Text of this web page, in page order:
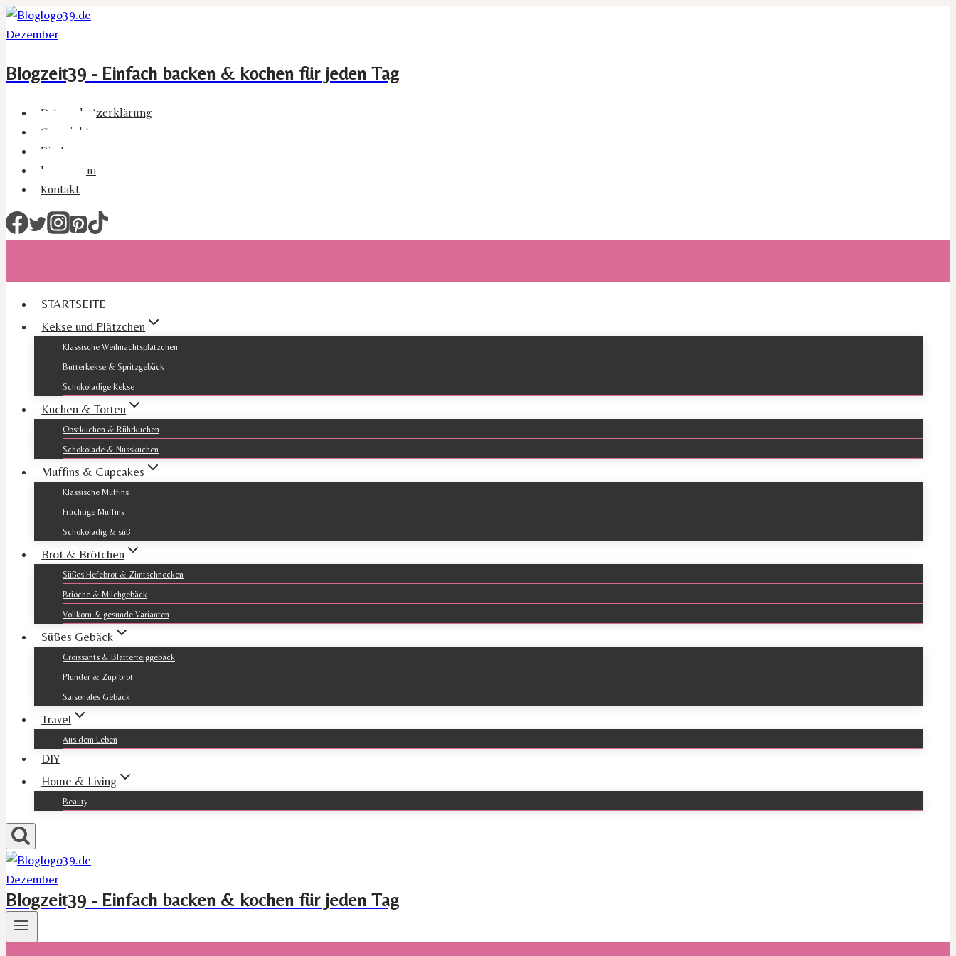
Zum
Inhalt
Blogzeit39 - Einfach backen & kochen für jeden Tag
Datenschutzerklärung
Copyright
Disclaimer
Impressum
Kontakt
STARTSEITE
Kekse und Plätzchen
Klassische Weihnachtsplätzchen
Butterkekse & Spritzgebäck
Schokoladige Kekse
Kuchen & Torten
Obstkuchen & Rührkuchen
Schokolade & Nusskuchen
Muffins & Cupcakes
Klassische Muffins
Fruchtige Muffins
Schokoladig & süß
Brot & Brötchen
Süßes Hefebrot & Zimtschnecken
Brioche & Milchgebäck
Vollkorn & gesunde Varianten
Süßes Gebäck
Croissants & Blätterteiggebäck
Plunder & Zupfbrot
Saisonales Gebäck
Travel
Aus dem Leben
DIY
Home & Living
Beauty
Blogzeit39 - Einfach backen & kochen für jeden Tag